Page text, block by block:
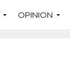
OPINION